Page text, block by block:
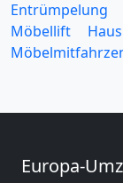
Entrümpelung
Möbellift
Europa-